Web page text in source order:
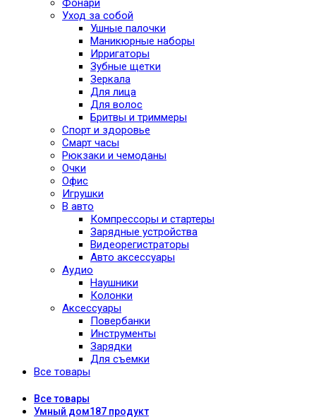
Фонари
Уход за собой
Ушные палочки
Маникюрные наборы
Ирригаторы
Зубные щетки
Зеркала
Для лица
Для волос
Бритвы и триммеры
Спорт и здоровье
Смарт часы
Рюкзаки и чемоданы
Очки
Офис
Игрушки
В авто
Компрессоры и стартеры
Зарядные устройства
Видеорегистраторы
Авто аксессуары
Аудио
Наушники
Колонки
Аксессуары
Повербанки
Инструменты
Зарядки
Для съемки
Все товары
Всетовары
Умный дом187 продукт